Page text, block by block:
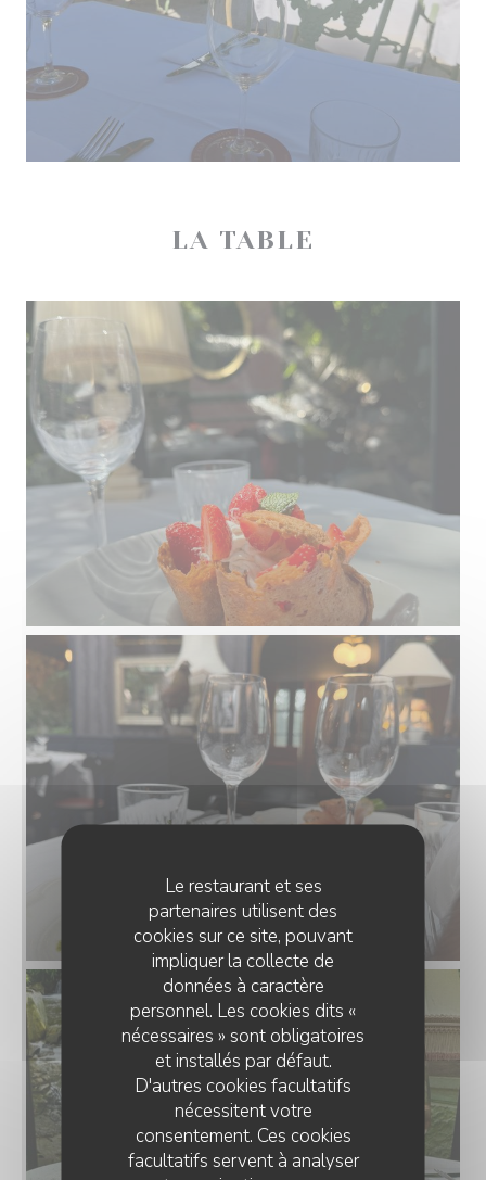
Le restaurant et ses
partenaires utilisent des
cookies sur ce site, pouvant
impliquer la collecte de
données à caractère
personnel. Les cookies dits «
nécessaires » sont obligatoires
et installés par défaut.
D'autres cookies facultatifs
nécessitent votre
consentement. Ces cookies
facultatifs servent à analyser
LA TABLE